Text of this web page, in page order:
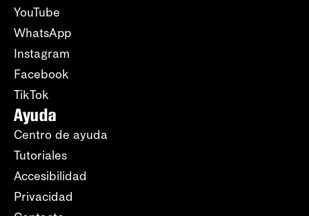
YouTube
WhatsApp
Instagram
Facebook
TikTok
Ayuda
Centro de ayuda
Tutoriales
Accesibilidad
Privacidad